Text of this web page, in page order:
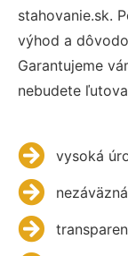
stahovanie.sk.
výhod a
Garantujeme
nebudete
vysoká